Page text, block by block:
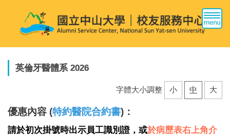
區
英倫牙醫體系 2026
字體大小調整 小 中 大
優惠內容 (特約醫院合約書)：
請於初次掛號時出示員工識別證， 或於病歷表右上角介